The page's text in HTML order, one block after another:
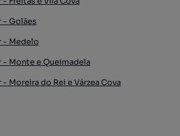
- Golães
- Medelo
- Monte e Queimadela
Moreira do Rei e Várzea Cova